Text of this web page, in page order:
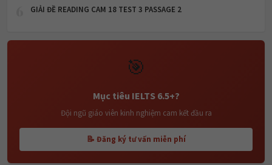
GIẢI ĐỀ READING CAM 18 TEST 3 PASSAGE 2
🎯
Mục tiêu IELTS 6.5+?
Đội ngũ giáo viên kinh nghiệm cam kết đầu ra
📝 Đăng ký tư vấn miễn phí